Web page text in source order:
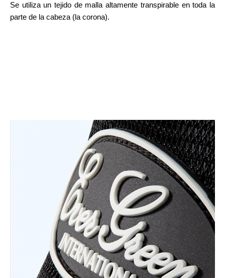
Se utiliza un tejido de malla altamente transpirable en toda la
parte de la cabeza (la corona).